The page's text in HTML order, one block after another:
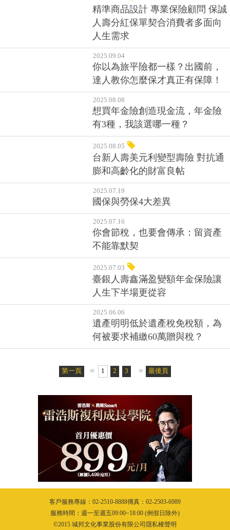
2025.09.08
精準商品設計 專業保險顧問 保誠
人壽分紅保單契合消費者多面向
人生需求
2025.09.04
你以為旅平險都一樣？出國前，
達人教你怎麼保才真正有保障！
2025.08.08
想買年金險創造現金流，年金險
有3種，我該選哪一種？
2025.08.05
台新人壽美元利變型壽險 對抗通
膨和高齡化的財富良帖
2025.07.19
國保與勞保4大差異
2025.07.16
你會節稅，也要會傳承：留資產
不能靠默契
臺銀人壽鑫滿盈變額年金保險讓
2025.06.06
遺產明明低於遺產稅免稅額，為
何被要求補繳60萬贈與稅？
第一頁 « 1 2 3 4 5 6 7 8
» 最後頁